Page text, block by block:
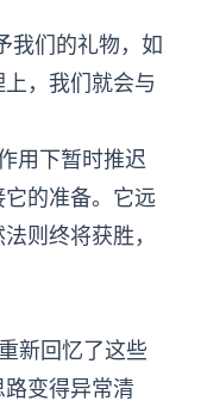
我们的礼物，如
，我们就会与
用下暂时推迟
的准备。它远
则终将获胜，
新回忆了这些
变得异常清